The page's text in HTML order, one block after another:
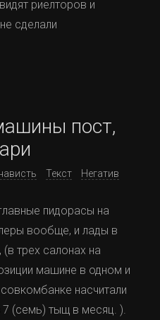
риелторов и
сделали
пост,
Текст Негатив
пидорасы на
вообще, и лады в
(в трех салонах на
машине в одном и
насчитали
(семь) тыщ в месяц. ).